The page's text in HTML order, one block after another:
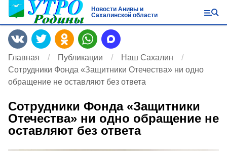
Новости Анивы и
Сахалинской области
Главная Публикации
Наш Сахалин
Сотрудники Фонда «Защитники Отечества» ни одно
обращение не оставляют без ответа
Сотрудники Фонда «Защитники
Отечества» ни одно обращение не
оставляют без ответа